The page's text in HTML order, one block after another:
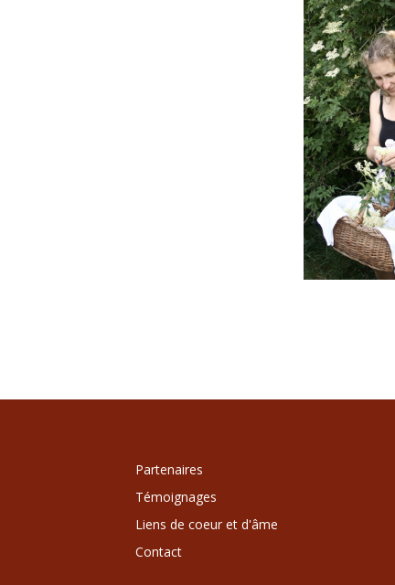
Partenaires
Témoignages
Liens de coeur et d'âme
Contact